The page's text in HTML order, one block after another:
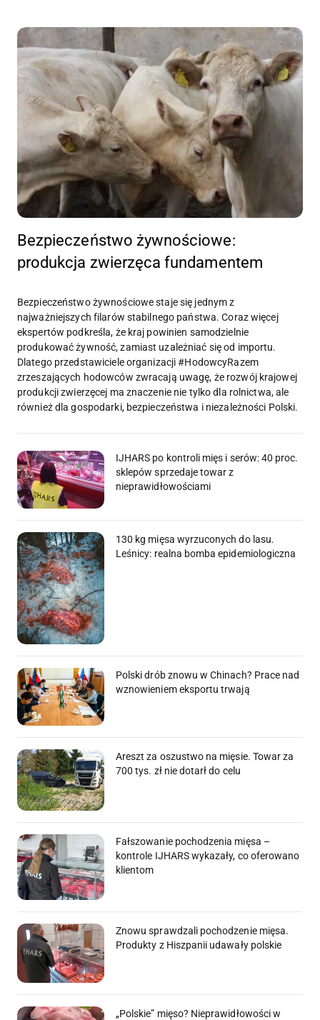
Bezpieczeństwo żywnościowe:
produkcja zwierzęca fundamentem
Bezpieczeństwo żywnościowe staje się jednym z
najważniejszych filarów stabilnego państwa. Coraz więcej
ekspertów podkreśla, że kraj powinien samodzielnie
produkować żywność, zamiast uzależniać się od importu.
Dlatego przedstawiciele organizacji #HodowcyRazem
zrzeszających hodowców zwracają uwagę, że rozwój krajowej
produkcji zwierzęcej ma znaczenie nie tylko dla rolnictwa, ale
również dla gospodarki, bezpieczeństwa i niezależności Polski.
IJHARS po kontroli mięs i serów: 40 proc.
sklepów sprzedaje towar z
nieprawidłowościami
130 kg mięsa wyrzuconych do lasu.
Leśnicy: realna bomba epidemiologiczna
Polski drób znowu w Chinach? Prace nad
wznowieniem eksportu trwają
Areszt za oszustwo na mięsie. Towar za
700 tys. zł nie dotarł do celu
Fałszowanie pochodzenia mięsa –
kontrole IJHARS wykazały, co oferowano
klientom
Znowu sprawdzali pochodzenie mięsa.
Produkty z Hiszpanii udawały polskie
„Polskie” mięso? Nieprawidłowości w